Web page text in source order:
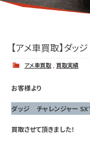
【アメ車買取】ダッ
アメ車買取 買取実績
お客様より
ダッジ チャレンジャー
買取させて頂きました！